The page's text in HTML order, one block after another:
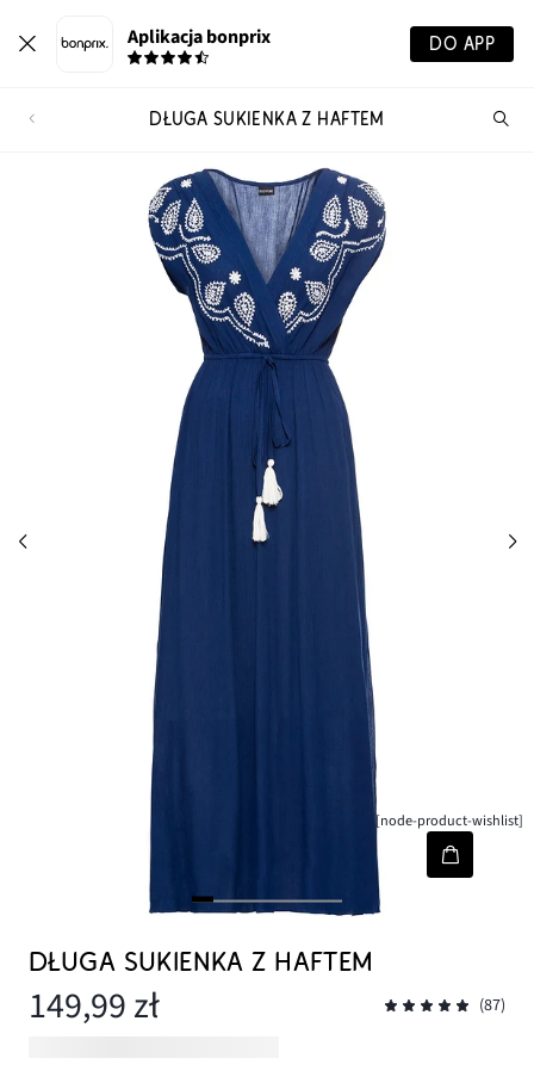
Aplikacja bonprix DO APP
DŁUGA SUKIENKA Z HAFTEM
[node-product-wishlist]
DŁUGA SUKIENKA Z HAFTEM
149,99 zł (87)